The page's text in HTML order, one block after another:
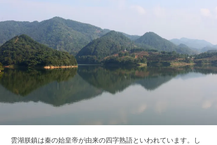
雲湖朕鎮は秦の始皇帝が由来の四字熟語といわれています。し